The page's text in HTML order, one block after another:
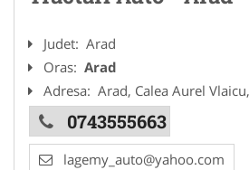
Judet: Arad
Oras: Arad
Adresa: Arad, Calea Aurel
0743555663
lagemy_auto@yahoo.com